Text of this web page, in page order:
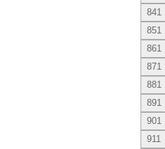
841
851
861
871
881
891
901
911